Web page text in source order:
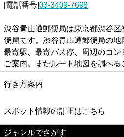
[電話番号]03-3409-7698
渋谷青山通郵便局は東京都渋谷
便局です。渋谷青山通郵便局の地
最寄駅、最寄バス停、周辺のコ
ご案内。またルート地図を調べる
行き方案内
スポット情報の訂正はこちら
ジャンルでさがす